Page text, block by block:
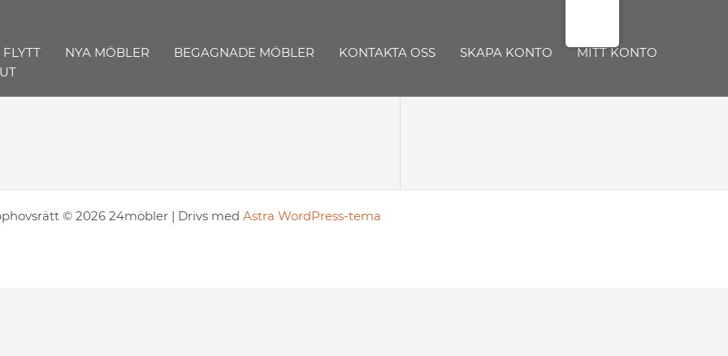
FLYTT NYA MÖBLER BEGAGNADE MÖBLER KONTAKTA OSS SKAPA KONTO
MITT KONTO
© 2026 24möbler | Drivs med Astra WordPress-tema